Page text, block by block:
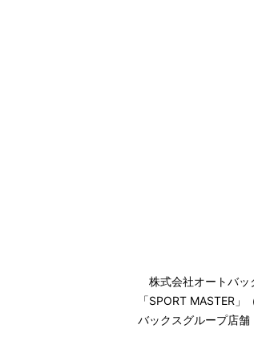
株式会社オートバッ
「SPORT MASTER
バックスグループ店舗